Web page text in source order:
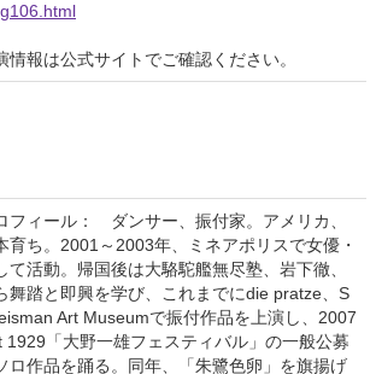
報は公式サイトでご確認ください。
フィール： ダンサー、振付家。アメリカ、
育ち。2001～2003年、ミネアポリスで女優・
て活動。帰国後は大駱駝艦無尽塾、岩下徹、
舞踏と即興を学び、これまでにdie pratze、S
Art Museumで振付作品を上演し、2007
1929「大野一雄フェスティバル」の一般公募
ロ作品を踊る。同年、「朱鷺色卵」を旗揚げ